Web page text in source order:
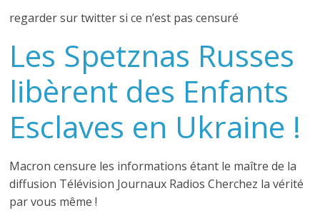
regarder sur twitter si ce n’est pas censuré
Les Spetznas Russes
libèrent des Enfants
Esclaves en Ukraine !
Macron censure les informations étant le maître de la
diffusion Télévision Journaux Radios Cherchez la vérité
par vous même !